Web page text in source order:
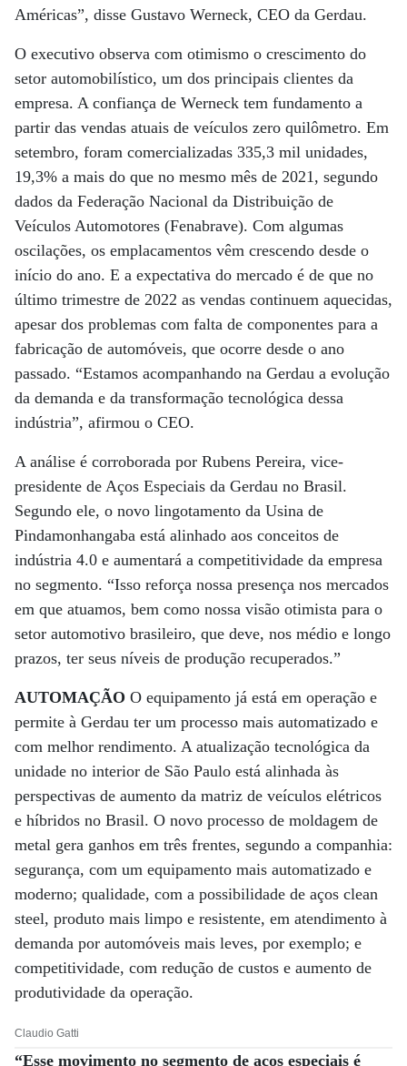
Américas”, disse Gustavo Werneck, CEO da Gerdau.
O executivo observa com otimismo o crescimento do
setor automobilístico, um dos principais clientes da
empresa. A confiança de Werneck tem fundamento a
partir das vendas atuais de veículos zero quilômetro. Em
setembro, foram comercializadas 335,3 mil unidades,
19,3% a mais do que no mesmo mês de 2021, segundo
dados da Federação Nacional da Distribuição de
Veículos Automotores (Fenabrave). Com algumas
oscilações, os emplacamentos vêm crescendo desde o
início do ano. E a expectativa do mercado é de que no
último trimestre de 2022 as vendas continuem aquecidas,
apesar dos problemas com falta de componentes para a
fabricação de automóveis, que ocorre desde o ano
passado. “Estamos acompanhando na Gerdau a evolução
da demanda e da transformação tecnológica dessa
indústria”, afirmou o CEO.
A análise é corroborada por Rubens Pereira, vice-
presidente de Aços Especiais da Gerdau no Brasil.
Segundo ele, o novo lingotamento da Usina de
Pindamonhangaba está alinhado aos conceitos de
indústria 4.0 e aumentará a competitividade da empresa
no segmento. “Isso reforça nossa presença nos mercados
em que atuamos, bem como nossa visão otimista para o
setor automotivo brasileiro, que deve, nos médio e longo
prazos, ter seus níveis de produção recuperados.”
AUTOMAÇÃO O equipamento já está em operação e
permite à Gerdau ter um processo mais automatizado e
com melhor rendimento. A atualização tecnológica da
unidade no interior de São Paulo está alinhada às
perspectivas de aumento da matriz de veículos elétricos
e híbridos no Brasil. O novo processo de moldagem de
metal gera ganhos em três frentes, segundo a companhia:
segurança, com um equipamento mais automatizado e
moderno; qualidade, com a possibilidade de aços clean
steel, produto mais limpo e resistente, em atendimento à
demanda por automóveis mais leves, por exemplo; e
competitividade, com redução de custos e aumento de
produtividade da operação.
Claudio Gatti
“Esse movimento no segmento de aços especiais é